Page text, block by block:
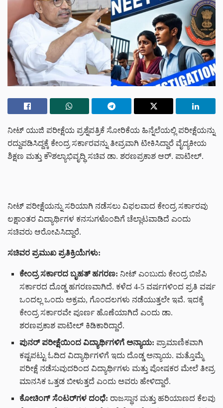
ನೀಟ್ ಯುಜಿ ಪರೀಕ್ಷೆಯ ಪ್ರಶ್ನೆಪತ್ರಿಕೆ ಸೋರಿಕೆಯ ಹಿನ್ನೆಲೆಯಲ್ಲಿ ಪರೀಕ್ಷೆಯನ್ನು
ರದ್ದುಪಡಿಸಿದ್ದಕ್ಕೆ ಕೇಂದ್ರ ಸರ್ಕಾರವನ್ನು ತೀವ್ರವಾಗಿ ಟೀಕಿಸಿದ್ದಾರೆ ವೈದ್ಯಕೀಯ
ಶಿಕ್ಷಣ ಮತ್ತು ಕೌಶಲ್ಯಾಭಿವೃದ್ಧಿ ಸಚಿವ ಡಾ. ಶರಣಪ್ರಕಾಶ ಆರ್. ಪಾಟೀಲ್.
ನೀಟ್ ಪರೀಕ್ಷೆಯನ್ನು ಸರಿಯಾಗಿ ನಡೆಸಲು ವಿಫಲವಾದ ಕೇಂದ್ರ ಸರ್ಕಾರವು
ಲಕ್ಷಾಂತರ ವಿದ್ಯಾರ್ಥಿಗಳ ಕನಸುಗಳೊಂದಿಗೆ ಚೆಲ್ಲಾಟವಾಡಿದೆ ಎಂದು
ಸಚಿವರು ಆರೋಪಿಸಿದ್ದಾರೆ.
ಸಚಿವರ ಪ್ರಮುಖ ಪ್ರತಿಕ್ರಿಯೆಗಳು:
ಕೇಂದ್ರ ಸರ್ಕಾರದ ಬೃಹತ್ ಹಗರಣ: ನೀಟ್ ಎಂಬುದು ಕೇಂದ್ರ ಬಿಜೆಪಿ
ಸರ್ಕಾರದ ದೊಡ್ಡ ಹಗರಣವಾಗಿದೆ. ಕಳೆದ 4-5 ವರ್ಷಗಳಿಂದ ಪ್ರತಿ ವರ್ಷ
ಒಂದಲ್ಲ ಒಂದು ಅಕ್ರಮ, ಗೊಂದಲಗಳು ನಡೆಯುತ್ತಲೇ ಇವೆ. ಇದಕ್ಕೆ
ಕೇಂದ್ರ ಸರ್ಕಾರವೇ ಪೂರ್ಣ ಹೊಣೆಯಾಗಿದೆ ಎಂದು ಡಾ.
ಶರಣಪ್ರಕಾಶ ಪಾಟೀಲ್ ಕಿಡಿಕಾರಿದ್ದಾರೆ.
ಪುನರ್ ಪರೀಕ್ಷೆಯಿಂದ ವಿದ್ಯಾರ್ಥಿಗಳಿಗೆ ಅನ್ಯಾಯ: ಪ್ರಾಮಾಣಿಕವಾಗಿ
ಕಷ್ಟಪಟ್ಟು ಓದಿದ ವಿದ್ಯಾರ್ಥಿಗಳಿಗೆ ಇದು ದೊಡ್ಡ ಅನ್ಯಾಯ. ಮತ್ತೊಮ್ಮೆ
ಪರೀಕ್ಷೆ ನಡೆಸುವುದರಿಂದ ವಿದ್ಯಾರ್ಥಿಗಳು ಮತ್ತು ಪೋಷಕರ ಮೇಲೆ ತೀವ್ರ
ಮಾನಸಿಕ ಒತ್ತಡ ಬೀಳುತ್ತದೆ ಎಂದು ಅವರು ಹೇಳಿದ್ದಾರೆ.
ಕೋಚಿಂಗ್ ಸೆಂಟರ್‌ಗಳ ದಂಧೆ: ರಾಜಸ್ಥಾನ ಮತ್ತು ಹರಿಯಾಣದ ಕೆಲವು